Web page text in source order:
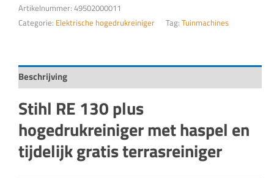
Artikelnummer: 49502000011
Categorie: Elektrische hogedrukreiniger Tag: Tuinmachines
Beschrijving
Stihl RE 130 plus
hogedrukreiniger met haspel en
tijdelijk gratis terrasreiniger